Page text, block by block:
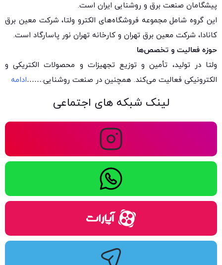
پیشگامان صنعت برق و روشنایی ایران است.
این گروه شامل مجموعه فروشگاه‌های الکترو ولتا، شرکت معین برق
کانادا، شرکت معین برق تهران و کارخانه تهران نور پاسارگاد است.
حوزه فعالیت و تخصص‌ها
ولتا در تولید، تأمین و توزیع تجهیزات و محصولات الکتریکی و
الکترونیکی فعالیت می‌کند. همچنین در صنعت روشنایی.……ادامه
لینک شبکه های اجتماعی